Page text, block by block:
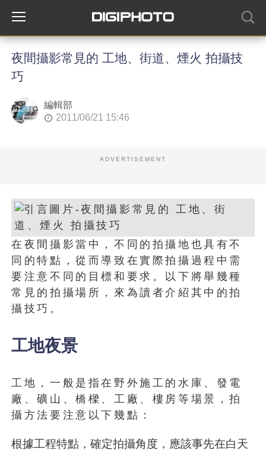
夜間攝影常見的 工地、街道、煙火 拍攝技
巧
編輯部
2011/06/21 15:46
ADVERTISEMENT
在夜間攝影當中，不同的拍攝地也具有不
同的特點，從而導致在實際拍攝過程中需
要注意不同的目標和要求。以下將舉幾種
常見的拍攝場所，來為讀者介紹其中的拍
攝技巧。
工地夜景
工地，一般是指在野外施工的水庫、發電
廠、礦山、橋樑、工廠、樓房等場景，拍
攝方法要注意以下幾點：
根據工程特點，確定拍攝角度，應該事先在白天